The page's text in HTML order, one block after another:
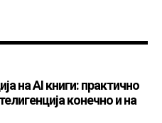
на AI книги: практично
конечно и на